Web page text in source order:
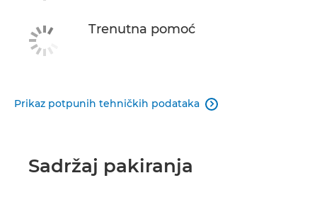
Trenutna pomoć
Prikaz potpunih tehničkih podataka 
Sadržaj pakiranja